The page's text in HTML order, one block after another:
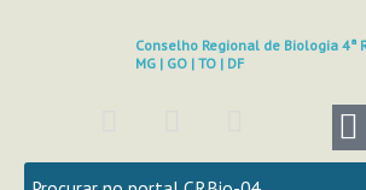
Conselho Regional de Biologia 4ª
MG | GO | TO | DF
c s u